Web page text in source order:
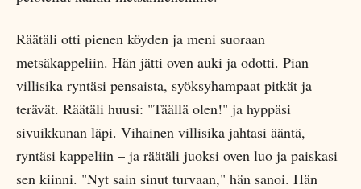
Räätäli otti pienen köyden ja meni suoraan
metsäkappeliin. Hän jätti oven auki ja odotti. Pian
villisika ryntäsi pensaista, syöksyhampaat pitkät ja
terävät. Räätäli huusi: "Täällä olen!" ja hyppäsi
sivuikkunan läpi. Vihainen villisika jahtasi ääntä,
ryntäsi kappeliin – ja räätäli juoksi oven luo ja paiskasi
sen kiinni. "Nyt sain sinut turvaan," hän sanoi. Hän